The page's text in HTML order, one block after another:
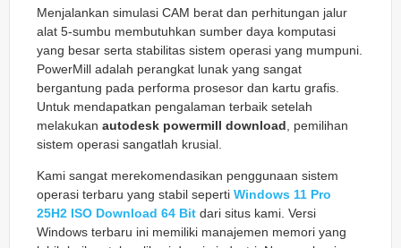
Menjalankan simulasi CAM berat dan perhitungan jalur
alat 5-sumbu membutuhkan sumber daya komputasi
yang besar serta stabilitas sistem operasi yang mumpuni.
PowerMill adalah perangkat lunak yang sangat
bergantung pada performa prosesor dan kartu grafis.
Untuk mendapatkan pengalaman terbaik setelah
melakukan autodesk powermill download , pemilihan
sistem operasi sangatlah krusial.
Kami sangat merekomendasikan penggunaan sistem
operasi terbaru yang stabil seperti Windows 11 Pro
25H2 ISO Download 64 Bit dari situs kami. Versi
Windows terbaru ini memiliki manajemen memori yang